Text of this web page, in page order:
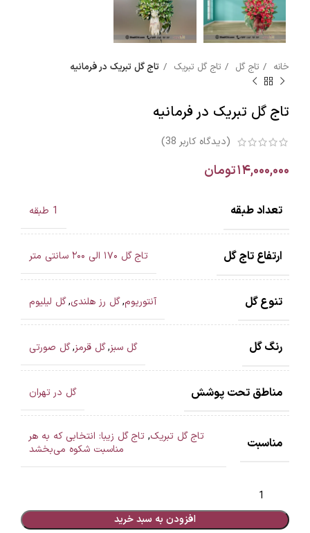
خانه تاج گل تاج گل تبریک تاج گل تبریک در فرمانیه
تاج گل تبریک در فرمانیه
(دیدگاه کاربر 38
)
۱۴,۰۰۰,۰۰۰تومان
تعداد طبقه 1 طبقه
ارتفاع تاج گل تاج گل ۱۷۰ الی ۲۰۰ سانتی متر
تنوع گل آنتوریوم,گل رز هلندی,گل لیلیوم
رنگ گل گل سبز,گل قرمز,گل صورتی
مناطق تحت پوشش گل در تهران
مناسبت تاج گل تبریک, تاج گل زیبا: انتخابی که به هر
مناسبت شکوه می‌بخشد
افزودن به سبد خرید